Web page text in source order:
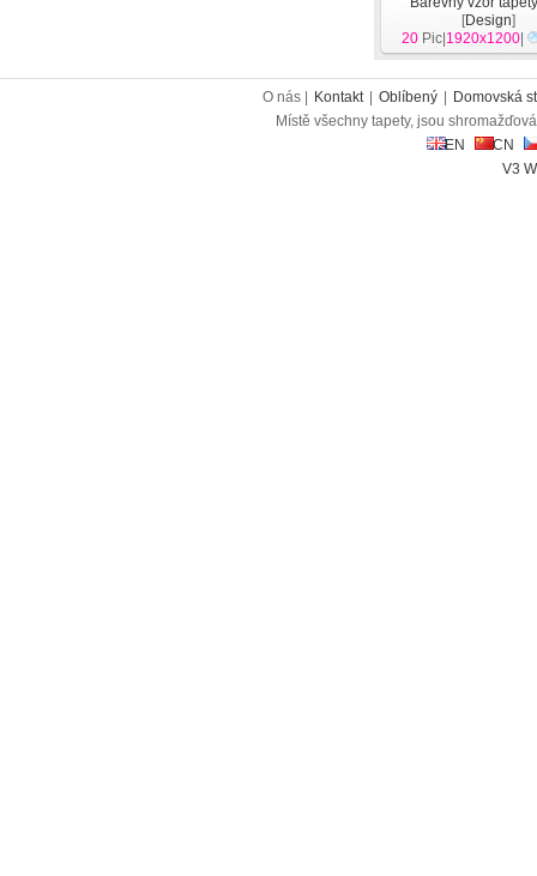
[Design]
20 Pic| 1920x1200
O nás | Kontakt Oblíbený
Domovská
Místě všechny tapety, jsou
EN
CN
V3